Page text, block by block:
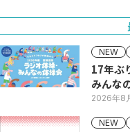
NEW
17年ぶ
みんな
2026年8
NEW